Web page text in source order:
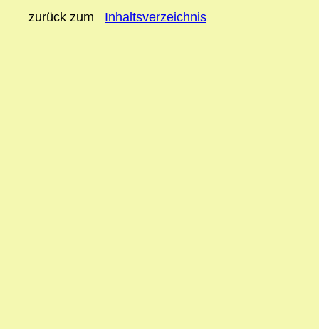
zurück zum Inhaltsverzeichnis